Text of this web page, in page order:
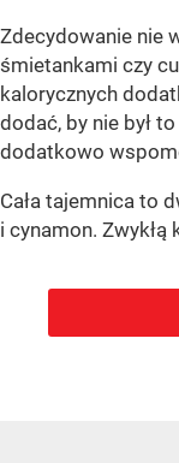
Zdecydowanie nie
śmietankami czy
kalorycznych
dodać, by nie był
dodatkowo
Cała tajemnica to
i cynamon. Zwykłą